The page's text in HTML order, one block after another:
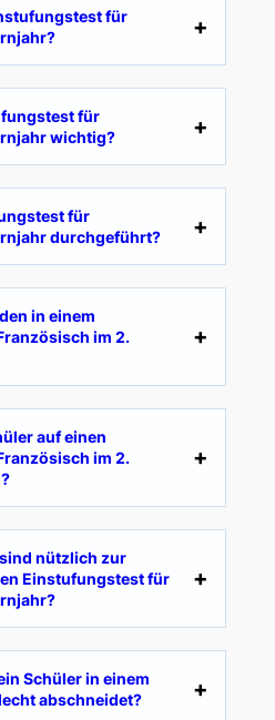
für
für
wichtig?
für
durchgeführt?
in einem
im 2.
auf einen
im 2.
nützlich zur
Einstufungstest für
Schüler in einem
abschneidet?